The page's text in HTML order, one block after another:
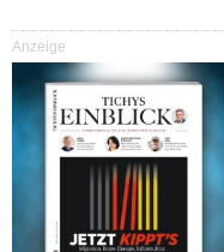
Anzeige